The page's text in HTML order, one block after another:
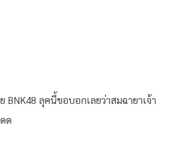
BNK48 ลุคนี้ขอบอกเลยว่าสมฉายาเจ้า
ด